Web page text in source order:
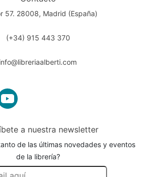
57. 28008, Madrid (España)
(+34) 915 443 370
info@libreriaalberti.com
a nuestra newsletter
de las últimas novedades y eventos
de la librería?